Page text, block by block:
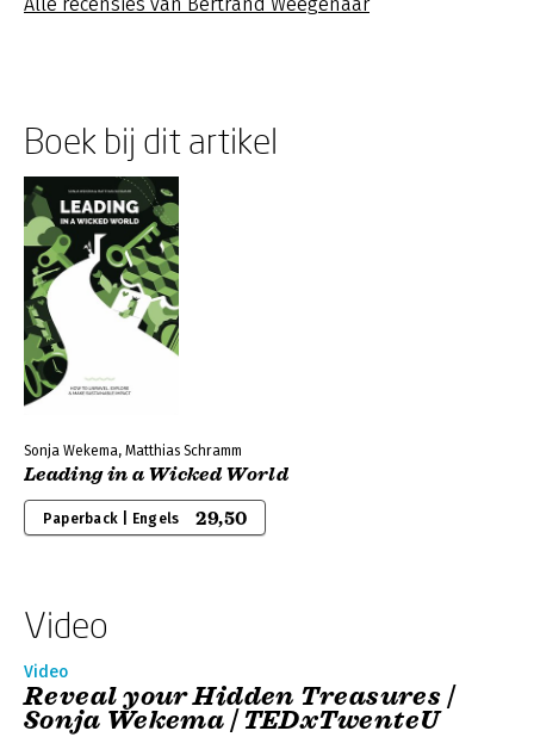
Boek bij dit artikel
Sonja Wekema, Matthias Schramm
Leading in a Wicked World
Paperback | Engels 29,50
Video
Video
Reveal your Hidden Treasures |
Sonja Wekema | TEDxTwenteU